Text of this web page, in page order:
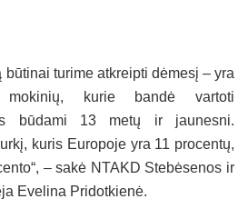
būtinai turime atkreipti dėmesį – yra
mokinių, kurie bandė vartoti
būdami 13 metų ir jaunesni.
kuris Europoje yra 11 procentų,
– sakė NTAKD Stebėsenos ir
Evelina Pridotkienė.